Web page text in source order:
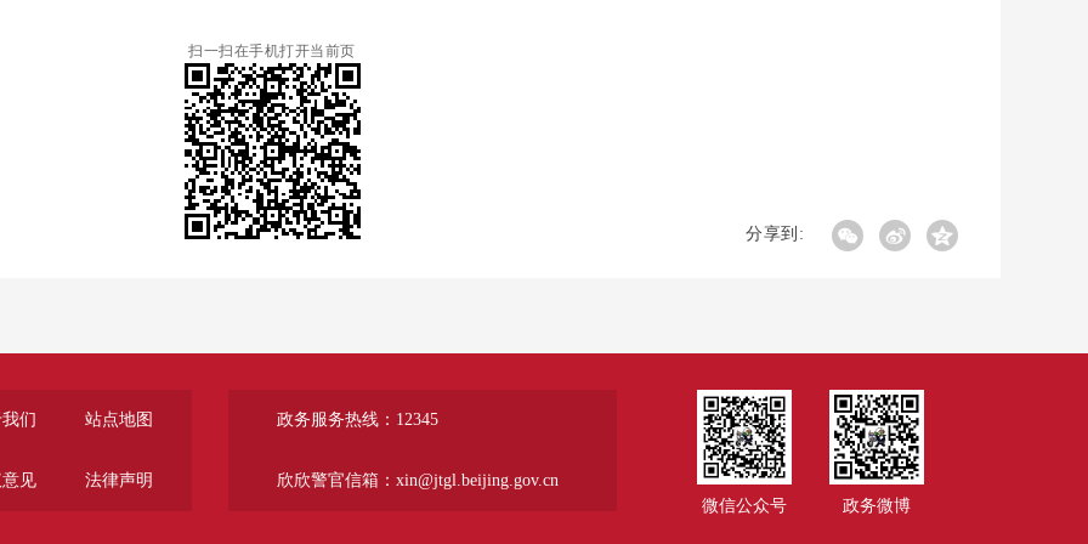
扫一扫在手机打开当前页
分享到:
们 站点地图
见 法律声明
政务服务热线：12345
欣欣警官信箱：xin@jtgl.beijing.gov.cn
微信公众号
政务微博